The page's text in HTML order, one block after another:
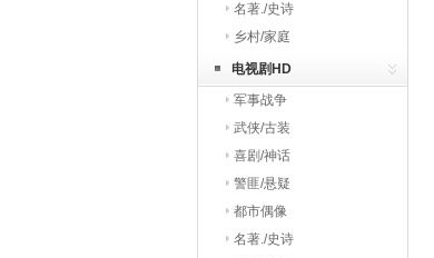
名著./史诗
乡村/家庭
电视剧HD
军事战争
武侠/古装
喜剧/神话
警匪/悬疑
都市偶像
名著./史诗